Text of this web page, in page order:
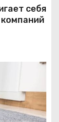
себя